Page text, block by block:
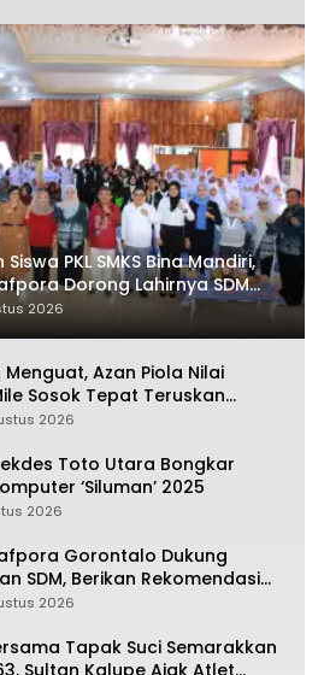
PKL SMKS Bina Mandiri,
Dorong Lahirnya SDM
2026
Azan Piola Nilai
Sosok Tepat Teruskan
Bone Bolango
2026
Toto Utara Bongkar
‘Siluman’ 2025
2026
Gorontalo Dukung
SDM, Berikan Rekomendasi
Pegawai
2026
Tapak Suci Semarakkan